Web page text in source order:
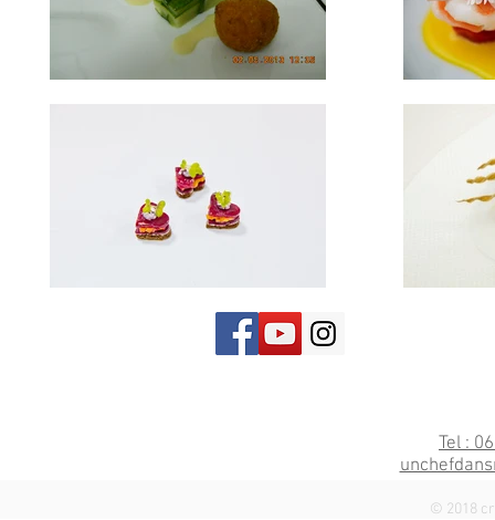
Tel :
© 2018